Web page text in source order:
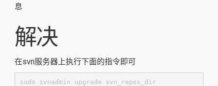
息
解决
在svn服务器上执行下面的指令即可
sudo svnadmin upgrade svn_repos_dir